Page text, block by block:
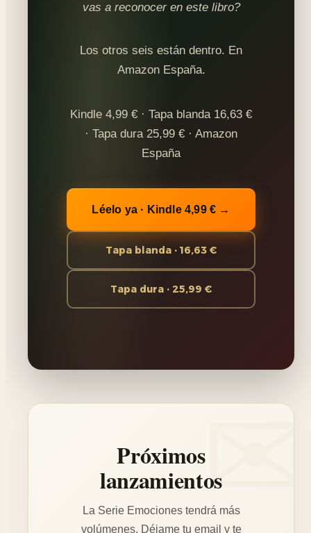
vas a reconocer en este libro?
Los otros seis están dentro. En
Amazon España.
Kindle 4,99 € · Tapa blanda 16,63 €
· Tapa dura 25,99 € · Amazon
España
Léelo ya · Kindle 4,99 € →
Tapa blanda · 16,63 €
Tapa dura · 25,99 €
Próximos
lanzamientos
La Serie Emociones tendrá más
volúmenes. Déjame tu email y te